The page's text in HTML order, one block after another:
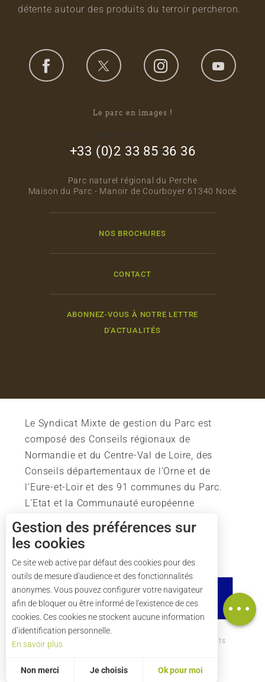
Tarifs
Carte
détente autour des produits du terroir percheron.
Le parc en images !
+33 (0)2 33 85 36 36
Parc naturel régional du Perche
Maison du Parc - Manoir de Courboyer 61340 Nocé
NOS BROCHURES
CONTACT
ABONNEZ-VOUS À NOTRE LETTRE
D'ACTUALITÉS
Le Syndicat Mixte de gestion du Parc est
composé des Conseils régionaux de
Normandie et du Centre-Val de Loire, des
Conseils départementaux de l'Orne et de
l'Eure-et-Loir et des 91 communes du Parc.
L'Etat et la Communauté européenne
soutiennent également l'action du Parc.
Comment venir ? Crédits
Gestion des préférences sur
les cookies
Ce site web active par défaut des cookies pour des
outils de mesure d'audience et des fonctionnalités
anonymes. Vous pouvez configurer votre navigateur
afin de bloquer ou être informé de l'existence de ces
cookies. Ces cookies ne stockent aucune information
d’identification personnelle.
En savoir plus
Non merci Je choisis Ok pour moi